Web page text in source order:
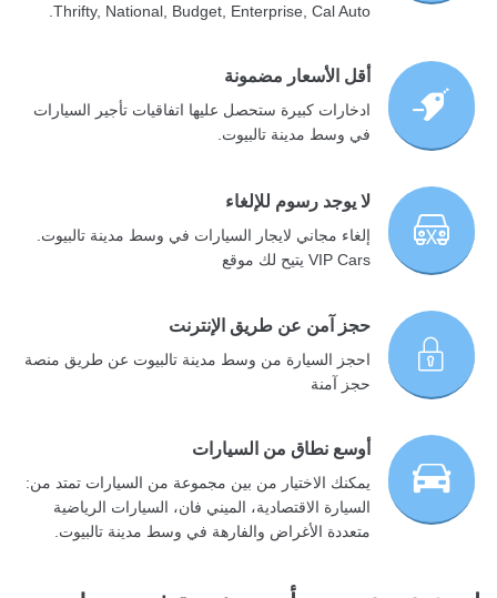
Thrifty, National, Budget, Enterprise, Cal Auto.
أقل الأسعار مضمونة
ادخارات كبيرة ستحصل عليها اتفاقيات تأجير السيارات
في وسط مدينة تالبيوت.
لا يوجد رسوم للإلغاء
إلغاء مجاني لايجار السيارات في وسط مدينة تالبيوت.
VIP Cars يتيح لك موقع
حجز آمن عن طريق الإنترنت
احجز السيارة من وسط مدينة تالبيوت عن طريق منصة
حجز آمنة
أوسع نطاق من السيارات
يمكنك الاختيار من بين مجموعة من السيارات تمتد من:
السيارة الاقتصادية، الميني فان، السيارات الرياضية
متعددة الأغراض والفارهة في وسط مدينة تالبيوت.